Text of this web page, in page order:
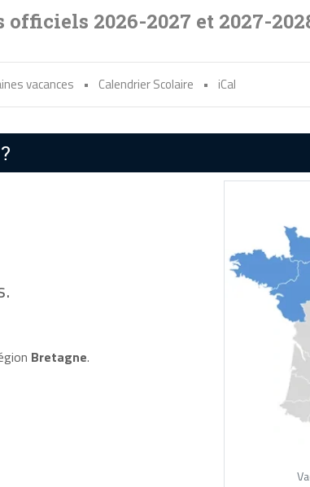
2026-2027 et 2027-
vacances • Calendrier Scolaire • iCal
Bretagne.